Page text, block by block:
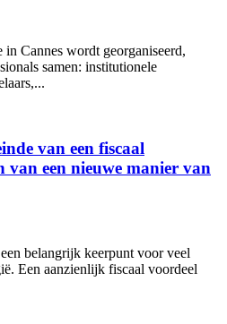
Cannes wordt georganiseerd,
samen: institutionele
van een fiscaal
een nieuwe manier van
belangrijk keerpunt voor veel
Een aanzienlijk fiscaal voordeel